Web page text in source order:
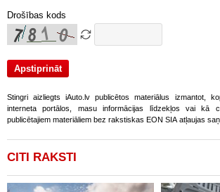
Drošības kods
Stingri aizliegts iAuto.lv publicētos materiālus izmantot,
interneta portālos, masu informācijas līdzekļos vai kā
publicētajiem materiāliem bez rakstiskas EON SIA atļaujas
CITI RAKSTI